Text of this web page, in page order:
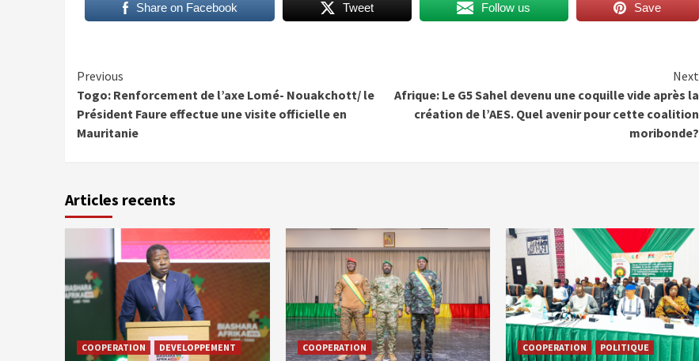
Share on Facebook Tweet Follow us Save
Continue
Reading
Previous
Togo: Renforcement de l’axe Lomé- Nouakchott/ le
Président Faure effectue une visite officielle en
Mauritanie
Next
Afrique: Le G5 Sahel devenu une coquille vide après la
création de l’AES. Quel avenir pour cette coalition
moribonde?
Articles recents
COOPERATION DEVELOPPEMENT COOPERATION COOPERATION POLITIQUE